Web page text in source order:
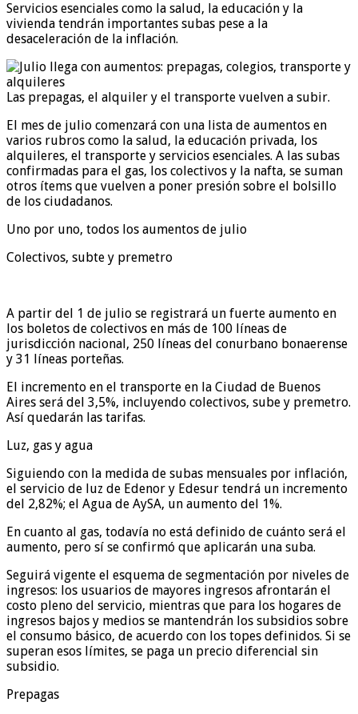
Servicios esenciales como la salud, la educación y la
vivienda tendrán importantes subas pese a la
desaceleración de la inflación.
Las prepagas, el alquiler y el transporte vuelven a subir.
El mes de julio comenzará con una lista de aumentos en
varios rubros como la salud, la educación privada, los
alquileres, el transporte y servicios esenciales. A las subas
confirmadas para el gas, los colectivos y la nafta, se suman
otros ítems que vuelven a poner presión sobre el bolsillo
de los ciudadanos.
Uno por uno, todos los aumentos de julio
Colectivos, subte y premetro
A partir del 1 de julio se registrará un fuerte aumento en
los boletos de colectivos en más de 100 líneas de
jurisdicción nacional, 250 líneas del conurbano bonaerense
y 31 líneas porteñas.
El incremento en el transporte en la Ciudad de Buenos
Aires será del 3,5%, incluyendo colectivos, sube y premetro.
Así quedarán las tarifas.
Luz, gas y agua
Siguiendo con la medida de subas mensuales por inflación,
el servicio de luz de Edenor y Edesur tendrá un incremento
del 2,82%; el Agua de AySA, un aumento del 1%.
En cuanto al gas, todavía no está definido de cuánto será el
aumento, pero sí se confirmó que aplicarán una suba.
Seguirá vigente el esquema de segmentación por niveles de
ingresos: los usuarios de mayores ingresos afrontarán el
costo pleno del servicio, mientras que para los hogares de
ingresos bajos y medios se mantendrán los subsidios sobre
el consumo básico, de acuerdo con los topes definidos. Si se
superan esos límites, se paga un precio diferencial sin
subsidio.
Prepagas